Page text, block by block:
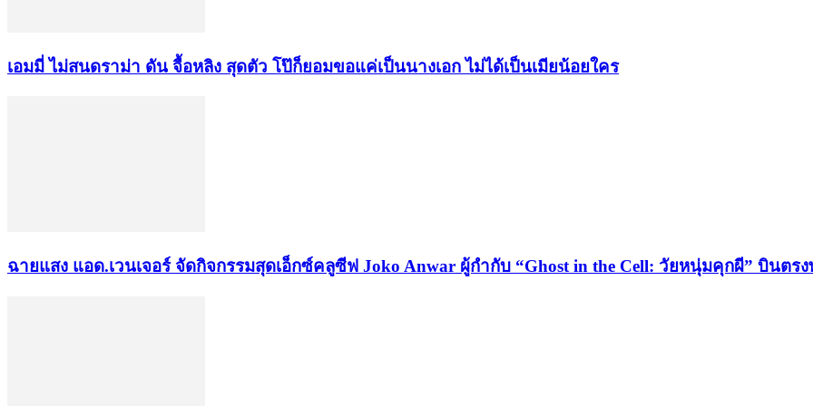
เอมมี่ ไม่สนดราม่า ดัน จื้อหลิง สุดตัว โป๊ก็ยอมขอแค่เป็นนางเอก ไม่ได้เป็นเมียน้อยใคร
ฉายแสง แอด.เวนเจอร์ จัดกิจกรรมสุดเอ็กซ์คลูซีฟ Joko Anwar ผู้กำกับ “Ghost in the Cell: วัยหนุ่มคุกผี” บินตร